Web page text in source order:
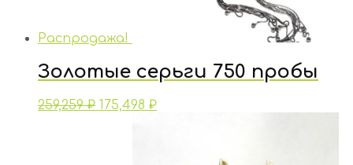
Распродажа!
Золотые серьги 750 пробы
259,259₽ 175,498 ₽